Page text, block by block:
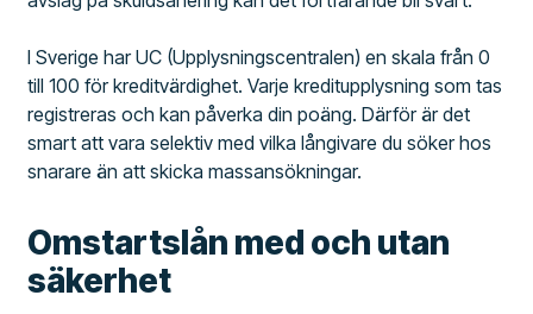
I Sverige har UC (Upplysningscentralen) en skala från 0
till 100 för kreditvärdighet. Varje kreditupplysning som tas
registreras och kan påverka din poäng. Därför är det
smart att vara selektiv med vilka långivare du söker hos
snarare än att skicka massansökningar.
Omstartslån med och utan
säkerhet